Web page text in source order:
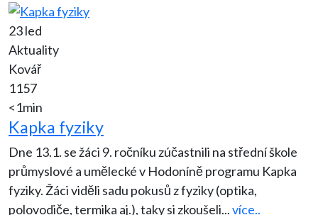
23 led
Aktuality
Kovář
1157
<1min
Kapka fyziky
Dne 13.1. se žáci 9. ročníku zúčastnili na střední škole
průmyslové a umělecké v Hodoníně programu Kapka
fyziky. Žáci viděli sadu pokusů z fyziky (optika,
polovodiče, termika aj.), taky si zkoušeli...více..